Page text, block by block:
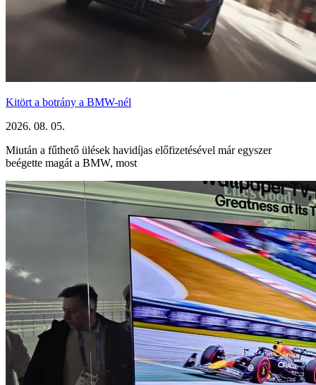
Kitört a botrány a BMW-nél
2026. 08. 05.
Miután a fűthető ülések havidíjas előfizetésével már egyszer
beégette magát a BMW, most